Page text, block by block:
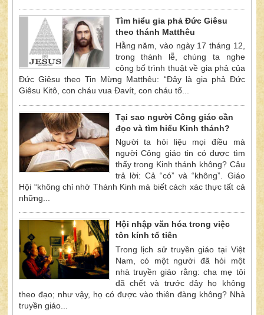
Tìm hiểu gia phả Đức Giêsu
theo thánh Matthêu
Hằng năm, vào ngày 17 tháng 12,
trong thánh lễ, chúng ta nghe
công bố trình thuật về gia phả của
Đức Giêsu theo Tin Mừng Matthêu: “Đây là gia phả Đức
Giêsu Kitô, con cháu vua Đavít, con cháu tổ...
Tại sao người Công giáo cần
đọc và tìm hiểu Kinh thánh?
Người ta hỏi liệu mọi điều mà
người Công giáo tin có được tìm
thấy trong Kinh thánh không? Câu
trả lời: Cả “có” và “không”. Giáo
Hội “không chỉ nhờ Thánh Kinh mà biết cách xác thực tất cả
những...
Hội nhập văn hóa trong việc
tôn kính tổ tiên
Trong lịch sử truyền giáo tại Việt
Nam, có một người đã hỏi một
nhà truyền giáo rằng: cha mẹ tôi
đã chết và trước đây họ không
theo đạo; như vậy, họ có được vào thiên đàng không? Nhà
truyền giáo...